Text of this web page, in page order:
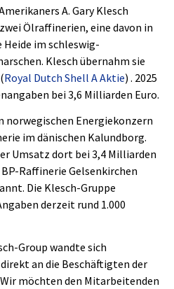
A. Gary Klesch
Ölraffinerien, eine davon in
Heide im schleswig-
Klesch übernahm sie
Royal Dutch Shell A Aktie) . 2025
bei 3,6 Milliarden Euro.
norwegischen Energiekonzern
im dänischen Kalundborg.
Umsatz dort bei 3,4 Milliarden
Raffinerie Gelsenkirchen
Die Klesch-Gruppe
derzeit rund 1.000
Group wandte sich
an die Beschäftigten der
möchten den Mitarbeitenden